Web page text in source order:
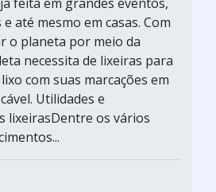
até mesmo em casas. Com
o planeta por meio da
necessita de lixeiras para
com suas marcações em
Utilidades e
lixeirasDentre os vários